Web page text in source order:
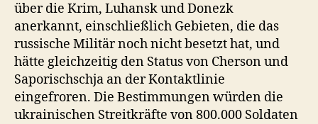
über die Krim, Luhansk und Donezk
anerkannt, einschließlich Gebieten, die das
russische Militär noch nicht besetzt hat, und
hätte gleichzeitig den Status von Cherson und
Saporischschja an der Kontaktlinie
eingefroren. Die Bestimmungen würden die
ukrainischen Streitkräfte von 800.000 Soldaten